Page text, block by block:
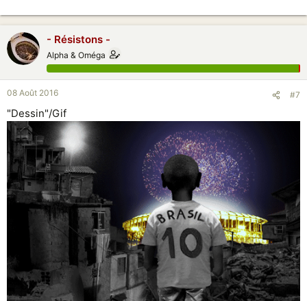
- Résistons -
Alpha & Oméga
08 Août 2016 #7
"Dessin"/Gif